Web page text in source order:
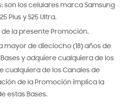
son los celulares marca Samsung
Plus y S25 Ultra.
de la presente Promoción.
mayor de dieciocho (18) años de
y adquiere cualquiera de los
cualquiera de los Canales de
de la Promoción implica la
estas Bases.